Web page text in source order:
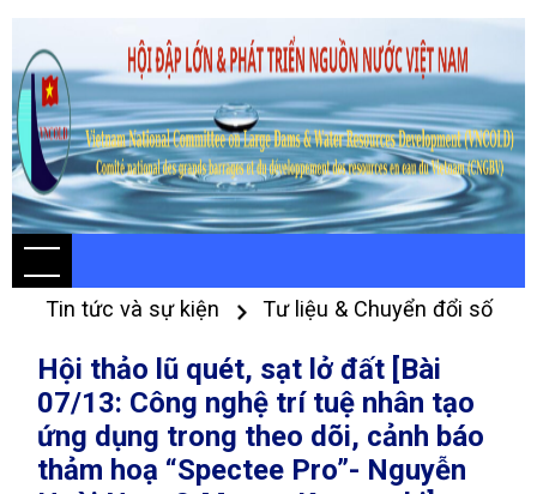
Tin tức và sự kiện Tư liệu & Chuyển đổi số
Hội thảo lũ quét, sạt lở đất [Bài
07/13: Công nghệ trí tuệ nhân tạo
ứng dụng trong theo dõi, cảnh báo
thảm hoạ “Spectee Pro”- Nguyễn